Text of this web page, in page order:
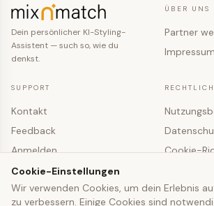
Dein persönlicher KI-Styling-
Assistent — such so, wie du
denkst.
ÜBER UNS
Partner
Impressum
SUPPORT
Kontakt
Feedback
Anmelden
Registrieren
Cookie-
Cookie-Einstellungen
Wir verwenden Cookies, um dein Erlebnis
zu verbessern. Einige Cookies sind